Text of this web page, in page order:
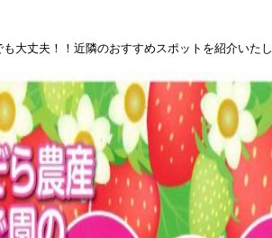
大丈夫！！近隣のおすすめスポットを紹介いた